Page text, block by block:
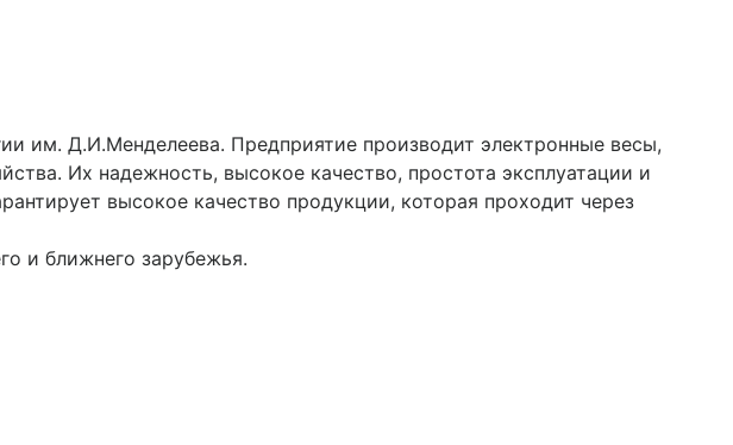
им. Д.И.Менделеева. Предприятие производит электронные весы,
Их надежность, высокое качество, простота эксплуатации и
высокое качество продукции, которая проходит через
и ближнего зарубежья.